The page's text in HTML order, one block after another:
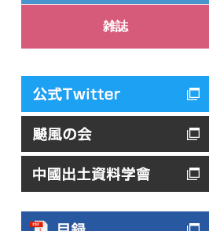
雑誌